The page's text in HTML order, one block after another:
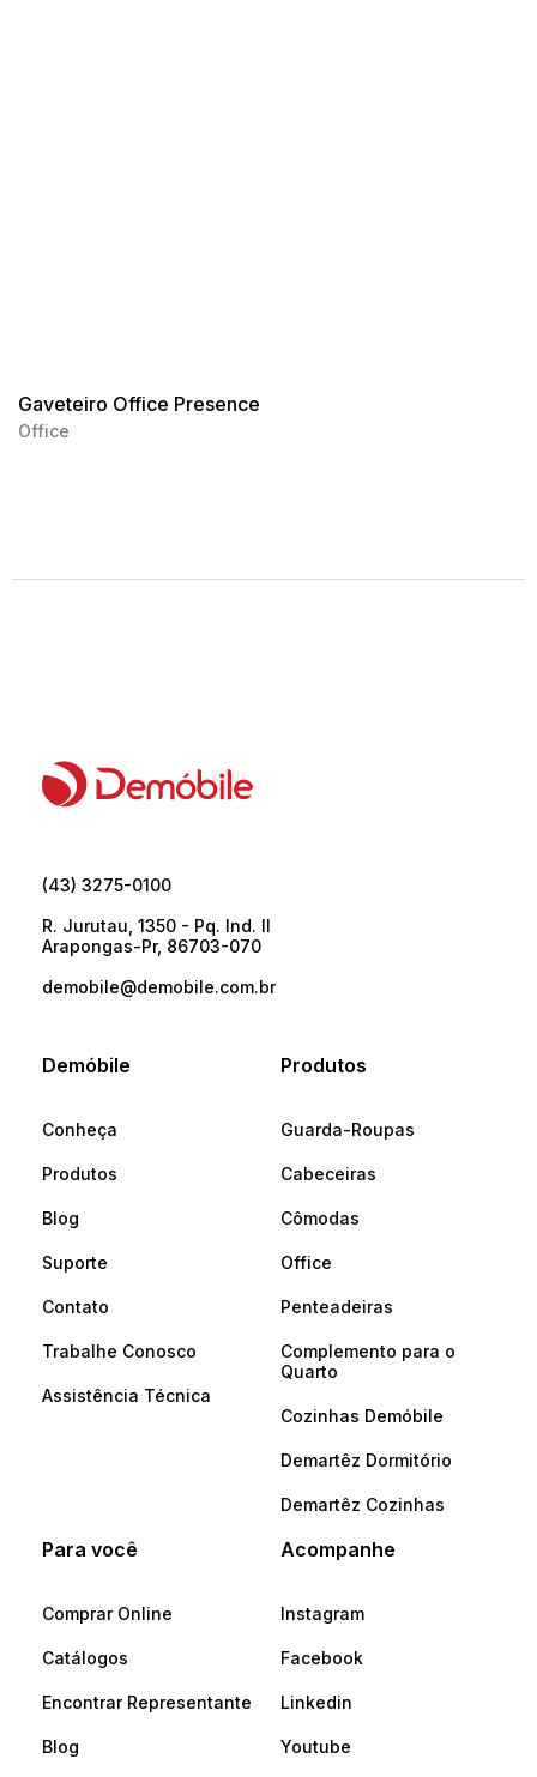
Gaveteiro Office Presence
Office
(43) 3275-0100
R. Jurutau, 1350 - Pq. Ind. II
Arapongas-Pr, 86703-070
demobile@demobile.com.br
Demóbile
Conheça
Produtos
Blog
Suporte
Contato
Trabalhe Conosco
Assistência Técnica
Produtos
Guarda-Roupas
Cabeceiras
Cômodas
Office
Penteadeiras
Complemento para o
Quarto
Cozinhas Demóbile
Demartêz Dormitório
Demartêz Cozinhas
Para você
Comprar Online
Catálogos
Encontrar Representante
Blog
Acompanhe
Instagram
Facebook
Linkedin
Youtube